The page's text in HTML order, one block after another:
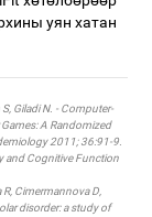
уян хатан
Giladi N. - Computer-
A Randomized
2011; 36:91-9.
and Cognitive Function
Cimermannova D,
disorder: a study of